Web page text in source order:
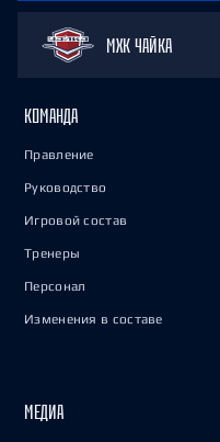
МХК ЧАЙКА
КОМАНДА
Правление
Руководство
Игровой состав
Тренеры
Персонал
Изменения в составе
МЕДИА